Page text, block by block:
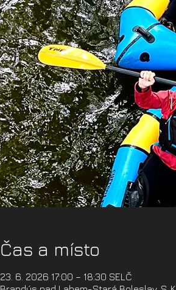
Čas a místo
23. 6. 2026 17:00 – 18:30 SELČ